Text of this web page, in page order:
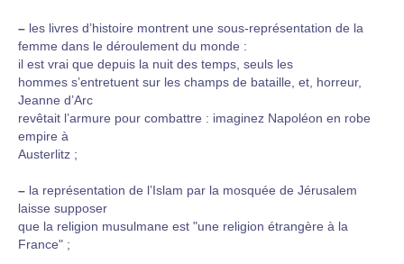
– les livres d’histoire montrent une sous-représentation de la
femme dans le déroulement du monde :
il est vrai que depuis la nuit des temps, seuls les
hommes s’entretuent sur les champs de bataille, et, horreur,
Jeanne d’Arc
revêtait l’armure pour combattre : imaginez Napoléon en robe
empire à
Austerlitz ;
– la représentation de l’Islam par la mosquée de Jérusalem
laisse supposer
que la religion musulmane est "une religion étrangère à la
France" ;